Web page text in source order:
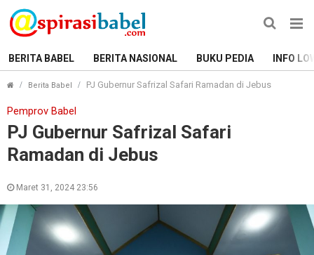
BERITA BABEL BERITA NASIONAL BUKU PEDIA INFO
Berita Babel PJ Gubernur Safrizal Safari Ramadan di Jebus
Pemprov Babel
PJ Gubernur Safrizal Safari
Ramadan di Jebus
Maret 31, 2024 23:56